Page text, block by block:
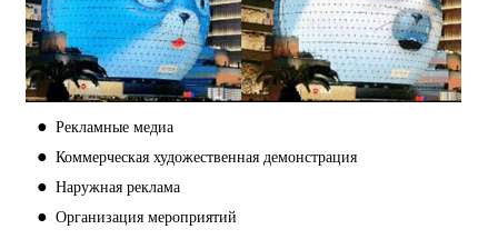
● Рекламные медиа
● Коммерческая художественная демонстрация
● Наружная реклама
● Организация мероприятий